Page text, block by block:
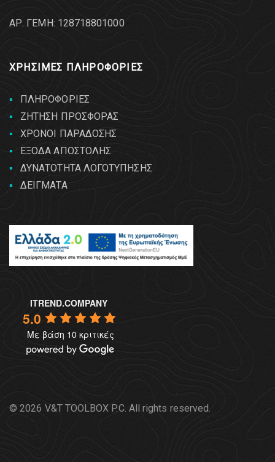
AΡ. ΓΕΜΗ: 128718801000
ΧΡΗΣΙΜΕΣ ΠΛΗΡΟΦΟΡΙΕΣ
ΠΛΗΡΟΦΟΡΙΕΣ
ΖΗΤΗΣΗ ΠΡΟΣΦΟΡΑΣ
ΧΡΟΝΟΙ ΠΑΡΑΔΟΣΗΣ
ΕΞΟΔΑ ΑΠΟΣΤΟΛΗΣ
ΔΥΝΑΤΟΤΗΤΑ ΛΟΓΟΤΥΠΗΣΗΣ
ΔΕΙΓΜΑΤΑ
ITREND.COMPANY
5.0
Με βάση 10 κριτικές
© 2026 V&T TOOLBOX P.C. All rights reserved.